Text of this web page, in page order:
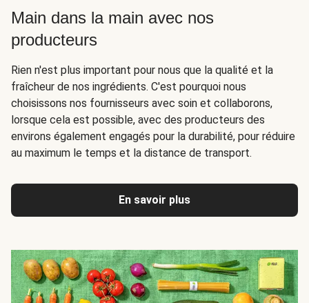
Main dans la main avec nos
producteurs
Rien n'est plus important pour nous que la qualité et la
fraîcheur de nos ingrédients. C'est pourquoi nous
choisissons nos fournisseurs avec soin et collaborons,
lorsque cela est possible, avec des producteurs des
environs également engagés pour la durabilité, pour réduire
au maximum le temps et la distance de transport.
En savoir plus